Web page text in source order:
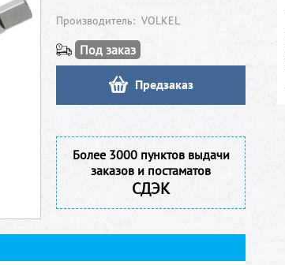
Производитель: VOLKEL
Под заказ
Предзаказ
Более 3000 пунктов выдачи
заказов и постаматов
СДЭК